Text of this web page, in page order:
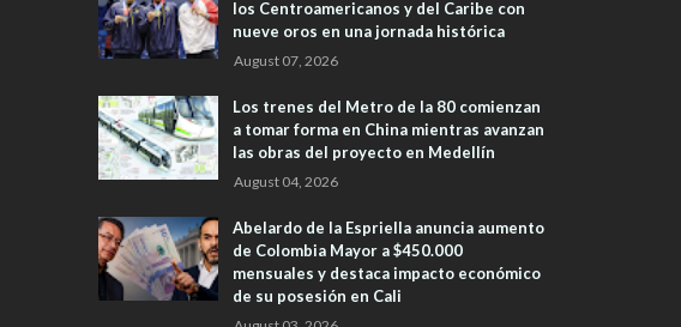
los Centroamericanos y del Caribe con
nueve oros en una jornada histórica
August 07, 2026
Los trenes del Metro de la 80 comienzan
a tomar forma en China mientras avanzan
las obras del proyecto en Medellín
August 04, 2026
Abelardo de la Espriella anuncia aumento
de Colombia Mayor a $450.000
mensuales y destaca impacto económico
de su posesión en Cali